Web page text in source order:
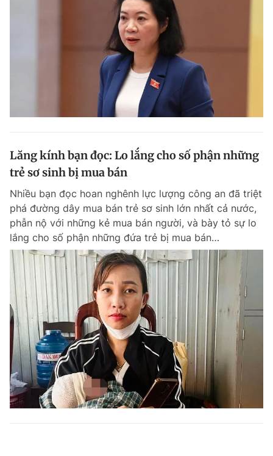
Lăng kính bạn đọc: Lo lắng cho số phận những
trẻ sơ sinh bị mua bán
Nhiều bạn đọc hoan nghênh lực lượng công an đã triệt
phá đường dây mua bán trẻ sơ sinh lớn nhất cả nước,
phẫn nộ với những kẻ mua bán người, và bày tỏ sự lo
lắng cho số phận những đứa trẻ bị mua bán…